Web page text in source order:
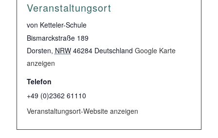
Veranstaltungsort
von Ketteler-Schule
Bismarckstraße 189
Dorsten, NRW 46284 Deutschland Google Karte
anzeigen
Telefon
+49 (0)2362 61110
Veranstaltungsort-Website anzeigen